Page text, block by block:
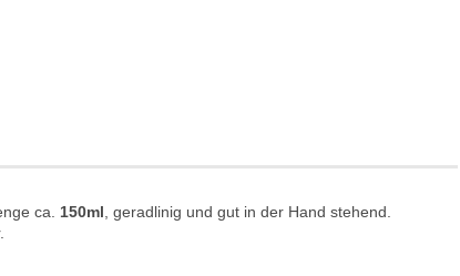
ca. 150ml , geradlinig und gut in der Hand stehend.